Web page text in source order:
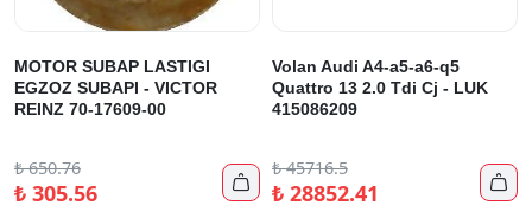
MOTOR SUBAP LASTIGI
EGZOZ SUBAPI - VICTOR
REINZ 70-17609-00
₺650.76
₺305.56 
Volan Audi A4-a5-a6-q5
Quattro 13 2.0 Tdi Cj - LUK
415086209
₺45716.5
₺28852.41 